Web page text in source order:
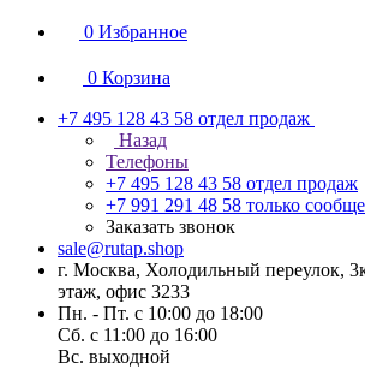
0 Избранное
0 Корзина
+7 495 128 43 58 отдел продаж
Назад
Телефоны
+7 495 128 43 58 отдел продаж
+7 991 291 48 58 только
Заказать звонок
sale@rutap.shop
г. Москва, Холодильный переулок,
этаж, офис 3233
Пн. - Пт. с 10:00 до 18:00
Сб. с 11:00 до 16:00
Вс. выходной